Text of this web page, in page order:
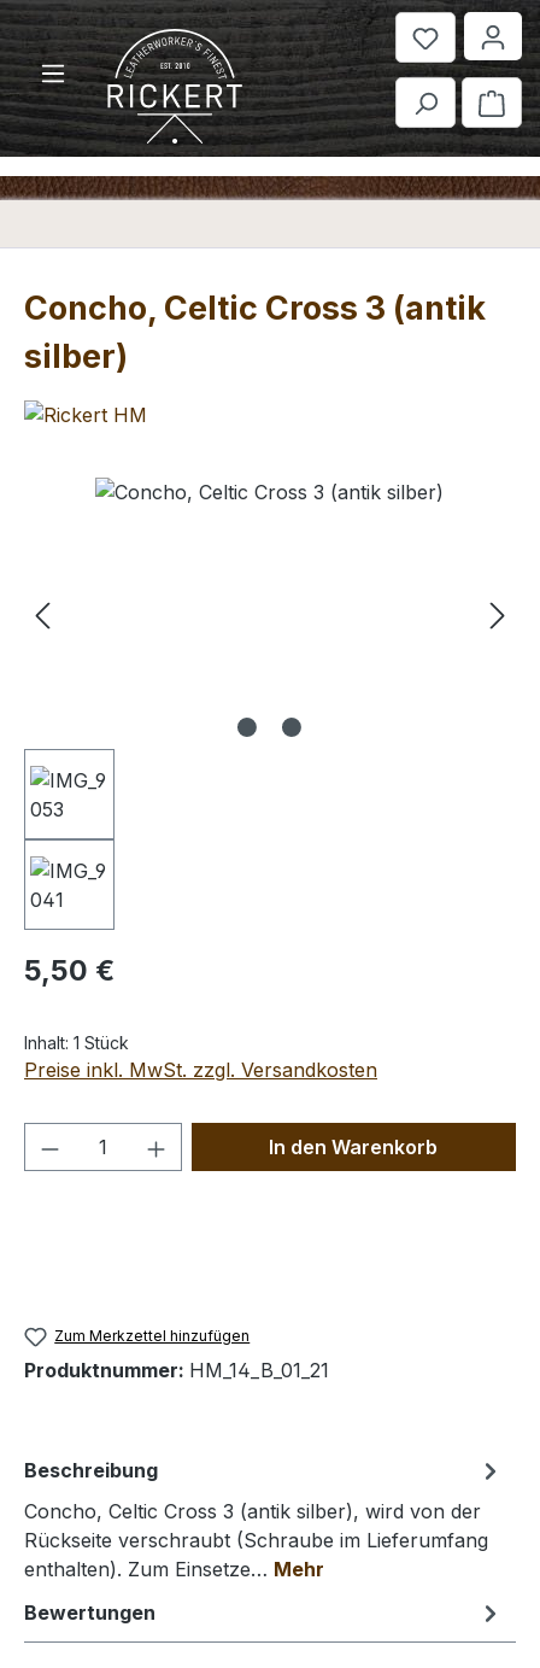
Zum Hauptinhalt springen
Concho, Celtic Cross 3 (antik
silber)
Bildergalerie überspringen
Regulärer Preis:
5,50 €
Inhalt: 1 Stück
Preise inkl. MwSt. zzgl. Versandkosten
Produkt Anzahl: Gib denIn den Warenkorb
Zum Merkzettel hinzufügen
Produktnummer: HM_14_B_01_21
Beschreibung
Concho, Celtic Cross 3 (antik silber), wird von der
Rückseite verschraubt (Schraube im Lieferumfang
enthalten). Zum Einsetze… Mehr
Bewertungen